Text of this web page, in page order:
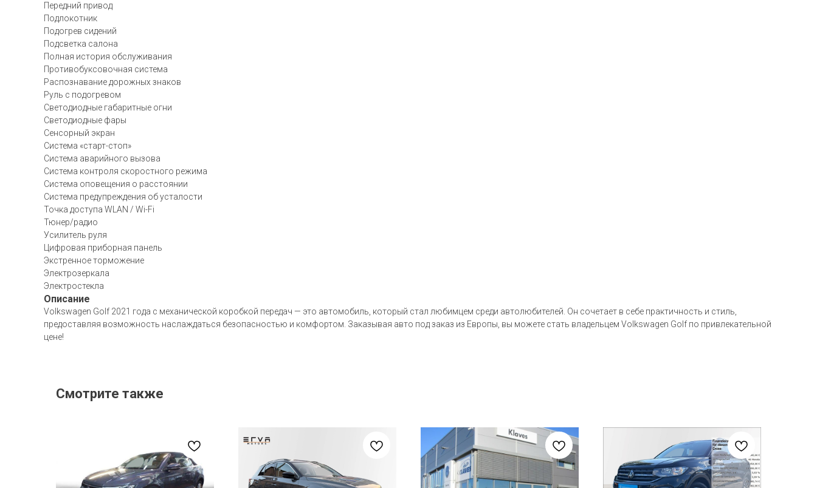
Передний привод
Подлокотник
Подогрев сидений
Подсветка салона
Полная история обслуживания
Противобуксовочная система
Распознавание дорожных знаков
Руль с подогревом
Светодиодные габаритные огни
Светодиодные фары
Сенсорный экран
Система «старт-стоп»
Система аварийного вызова
Система контроля скоростного режима
Система оповещения о расстоянии
Система предупреждения об усталости
Точка доступа WLAN / Wi-Fi
Тюнер/радио
Усилитель руля
Цифровая приборная панель
Экстренное торможение
Электрозеркала
Электростекла
Описание
Volkswagen Golf 2021 года с механической коробкой передач — это автомобиль, который стал любимцем среди автолюбителей. Он сочетает в себе практичность и стиль,
предоставляя возможность наслаждаться безопасностью и комфортом. Заказывая авто под заказ из Европы, вы можете стать владельцем Volkswagen Golf по привлекательной
цене!
Смотрите также